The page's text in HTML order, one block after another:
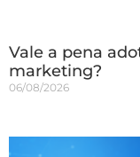
Vale a pena
marketing?
06/08/2026